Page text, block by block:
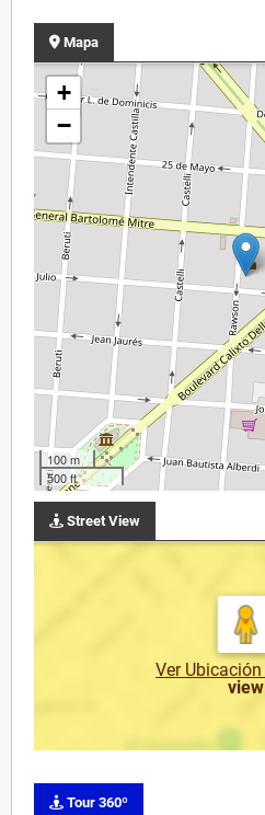
Mapa
+
−
100 m
500 ft
Street View
Ver Ubicación
view
Tour 360º